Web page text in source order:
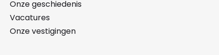
Onze geschiedenis
Vacatures
Onze vestigingen